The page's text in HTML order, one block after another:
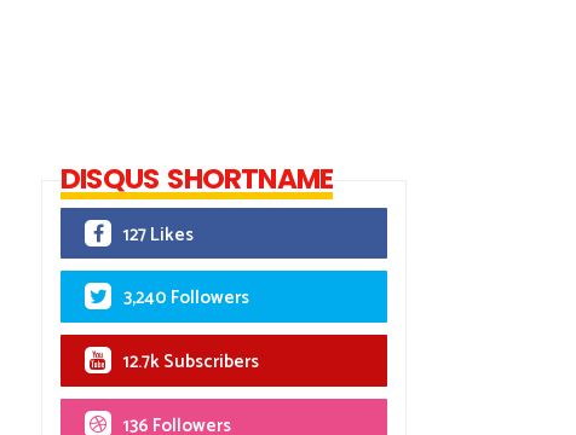
DISQUS SHORTNAME
127 Likes
3,240 Followers
12.7k Subscribers
136 Followers